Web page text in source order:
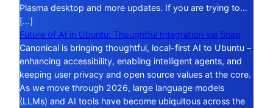
Plasma desktop and more updates. If you are trying to…
[…]
Future of AI in Ubuntu: Thoughtful Integration via Snap
Canonical is bringing thoughtful, local-first AI to Ubuntu –
enhancing accessibility, enabling intelligent agents, and
keeping user privacy and open source values at the core.
As we move through 2026, large language models
(LLMs) and AI tools have become ubiquitous across the